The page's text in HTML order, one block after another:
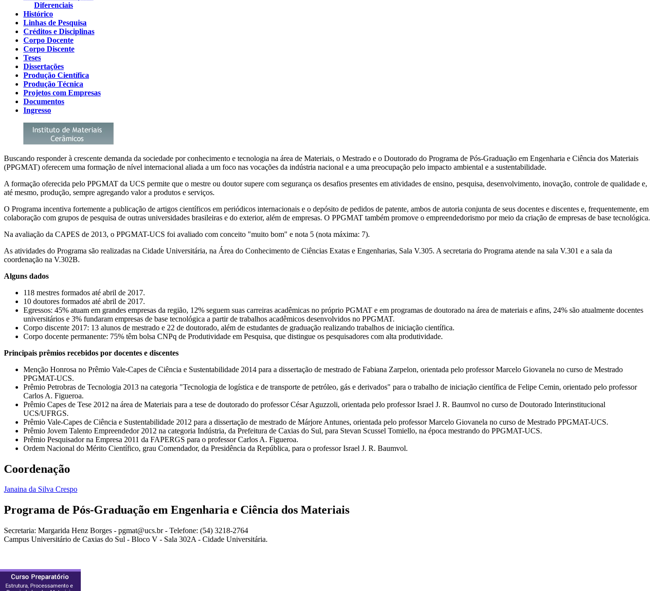
Diferenciais
Histórico
Linhas de Pesquisa
Créditos e Disciplinas
Corpo Docente
Corpo Discente
Teses
Dissertações
Produção Científica
Produção Técnica
Projetos com Empresas
Documentos
Ingresso
Buscando responder à crescente demanda da sociedade por conhecimento e tecnologia na área de Materiais, o Mestrado e o Doutorado do Programa de Pós-Graduação em Engenharia e Ciência dos Materiais
(PPGMAT) oferecem uma formação de nível internacional aliada a um foco nas vocações da indústria nacional e a uma preocupação pelo impacto ambiental e a sustentabilidade.
A formação oferecida pelo PPGMAT da UCS permite que o mestre ou doutor supere com segurança os desafios presentes em atividades de ensino, pesquisa, desenvolvimento, inovação, controle de qualidade e,
até mesmo, produção, sempre agregando valor a produtos e serviços.
O Programa incentiva fortemente a publicação de artigos científicos em periódicos internacionais e o depósito de pedidos de patente, ambos de autoria conjunta de seus docentes e discentes e, frequentemente, em
colaboração com grupos de pesquisa de outras universidades brasileiras e do exterior, além de empresas. O PPGMAT também promove o empreendedorismo por meio da criação de empresas de base tecnológica.
Na avaliação da CAPES de 2013, o PPGMAT-UCS foi avaliado com conceito "muito bom" e nota 5 (nota máxima: 7).
As atividades do Programa são realizadas na Cidade Universitária, na Área do Conhecimento de Ciências Exatas e Engenharias, Sala V.305. A secretaria do Programa atende na sala V.301 e a sala da
coordenação na V.302B.
Alguns dados
118 mestres formados até abril de 2017.
10 doutores formados até abril de 2017.
Egressos: 45% atuam em grandes empresas da região, 12% seguem suas carreiras acadêmicas no próprio PGMAT e em programas de doutorado na área de materiais e afins, 24% são atualmente docentes
universitários e 3% fundaram empresas de base tecnológica a partir de trabalhos acadêmicos desenvolvidos no PPGMAT.
Corpo discente 2017: 13 alunos de mestrado e 22 de doutorado, além de estudantes de graduação realizando trabalhos de iniciação científica.
Corpo docente permanente: 75% têm bolsa CNPq de Produtividade em Pesquisa, que distingue os pesquisadores com alta produtividade.
Principais prêmios recebidos por docentes e discentes
Menção Honrosa no Prêmio Vale-Capes de Ciência e Sustentabilidade 2014 para a dissertação de mestrado de Fabiana Zarpelon, orientada pelo professor Marcelo Giovanela no curso de Mestrado
PPGMAT-UCS.
Prêmio Petrobras de Tecnologia 2013 na categoria "Tecnologia de logística e de transporte de petróleo, gás e derivados" para o trabalho de iniciação científica de Felipe Cemin, orientado pelo professor
Carlos A. Figueroa.
Prêmio Capes de Tese 2012 na área de Materiais para a tese de doutorado do professor César Aguzzoli, orientada pelo professor Israel J. R. Baumvol no curso de Doutorado Interinstitucional
UCS/UFRGS.
Prêmio Vale-Capes de Ciência e Sustentabilidade 2012 para a dissertação de mestrado de Márjore Antunes, orientada pelo professor Marcelo Giovanela no curso de Mestrado PPGMAT-UCS.
Prêmio Jovem Talento Empreendedor 2012 na categoria Indústria, da Prefeitura de Caxias do Sul, para Stevan Scussel Tomiello, na época mestrando do PPGMAT-UCS.
Prêmio Pesquisador na Empresa 2011 da FAPERGS para o professor Carlos A. Figueroa.
Ordem Nacional do Mérito Científico, grau Comendador, da Presidência da República, para o professor Israel J. R. Baumvol.
Coordenação
Janaina da Silva Crespo
Programa de Pós-Graduação em Engenharia e Ciência dos Materiais
Secretaria: Margarida Henz Borges - pgmat@ucs.br - Telefone: (54) 3218-2764
Campus Universitário de Caxias do Sul - Bloco V - Sala 302A - Cidade Universitária.